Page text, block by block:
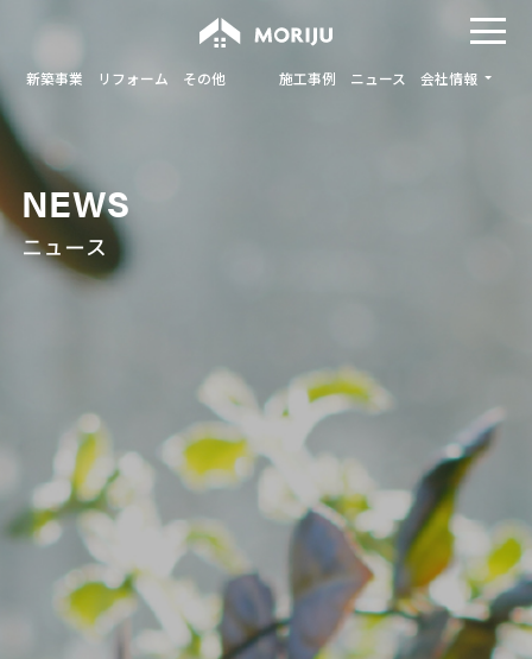
新築事業 リフォーム その他 施工事例 ニュース 会社情報
NEWS
ニュース